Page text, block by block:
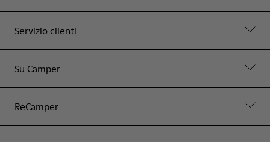
Servizio clienti
Su Camper
ReCamper